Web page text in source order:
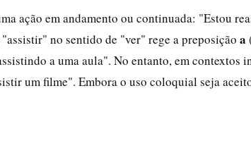
ação em andamento ou continuada: "Estou
no sentido de "ver" rege a preposição a
a uma aula". No entanto, em contextos
um filme". Embora o uso coloquial seja